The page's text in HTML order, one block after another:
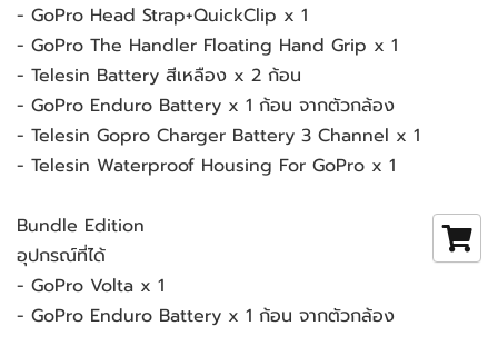
- GoPro Head Strap+QuickClip x 1
- GoPro The Handler Floating Hand Grip x 1
- Telesin Battery สีเหลือง x 2 ก้อน
- GoPro Enduro Battery x 1 ก้อน จากตัวกล้อง
- Telesin Gopro Charger Battery 3 Channel x 1
- Telesin Waterproof Housing For GoPro x 1
Bundle Edition
อุปกรณ์ที่ได้
- GoPro Volta x 1
- GoPro Enduro Battery x 1 ก้อน จากตัวกล้อง